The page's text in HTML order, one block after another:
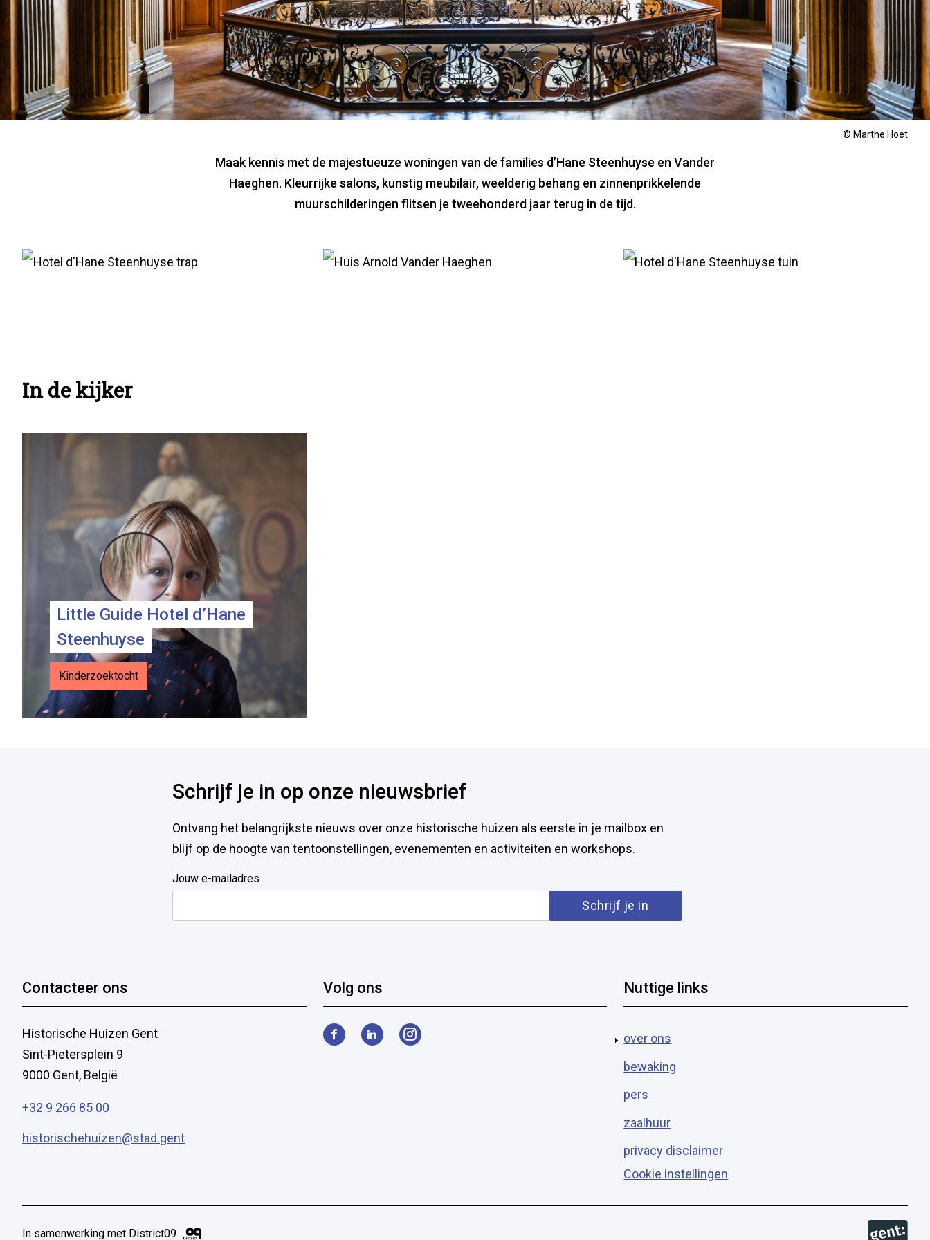
© Marthe Hoet
Hotel d'Hane Steen­huy­se
Maak kennis met de majestueuze woningen van de families d’Hane Steenhuyse en Vander
Haeghen. Kleurrijke salons, kunstig meubilair, weelderig behang en zinnenprikkelende
muurschilderingen flitsen je tweehonderd jaar terug in de tijd.
Info
Bezoek
Instaprondleidingen
In de kijker
teasers
Little Guide Hotel d’Hane
Steenhuyse
Kinderzoektocht
Schrijf je in op onze nieuwsbrief
Ontvang het belangrijkste nieuws over onze historische huizen als eerste in je mailbox en
blijf op de hoogte van tentoonstellingen, evenementen en activiteiten en workshops.
Jouw e-mailadres
Contacteer ons
Historische Huizen Gent
Sint-Pietersplein 9
9000 Gent, België
+32 9 266 85 00
historischehuizen@stad.gent
Volg ons
FacebookLinkedInInstagram
Nuttige links
over ons
bewaking
pers
zaalhuur
privacy disclaimer
Cookie instellingen
In samenwerking met District09